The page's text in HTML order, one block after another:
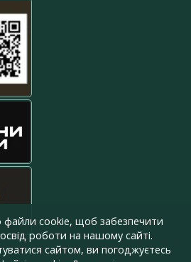
cookie, щоб забезпечити
роботи на нашому сайті.
сайтом, ви погоджуєтесь